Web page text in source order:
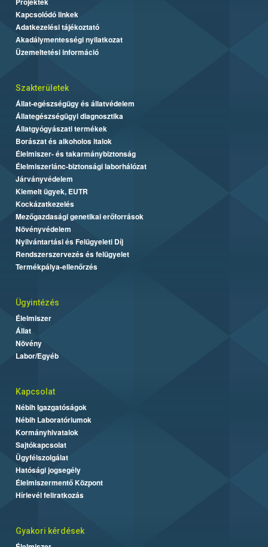
Kapcsolódó linkek
Adatkezelési tájékoztató
Akadálymentességi nyilatkozat
Üzemeltetési információ
Szakterületek
Állat-egészségügy és állatvédelem
Állategészségügyi diagnosztika
Állatgyógyászati termékek
Borászat és alkoholos italok
Élelmiszer- és takarmánybiztonság
Élelmiszerlánc-biztonsági laborhálózat
Járványvédelem
Kiemelt ügyek, EUTR
Kockázatkezelés
Mezőgazdasági genetikai erőforrások
Növényvédelem
Nyilvántartási és Felügyeleti Díj
Rendszerszervezés és felügyelet
Termékpálya-ellenőrzés
Ügyintézés
Élelmiszer
Állat
Növény
Labor/Egyéb
Kapcsolat
Nébih Igazgatóságok
Nébih Laboratóriumok
Kormányhivatalok
Sajtókapcsolat
Ügyfélszolgálat
Hatósági jogsegély
Élelmiszermentő Központ
Hírlevél feliratkozás
Gyakori kérdések